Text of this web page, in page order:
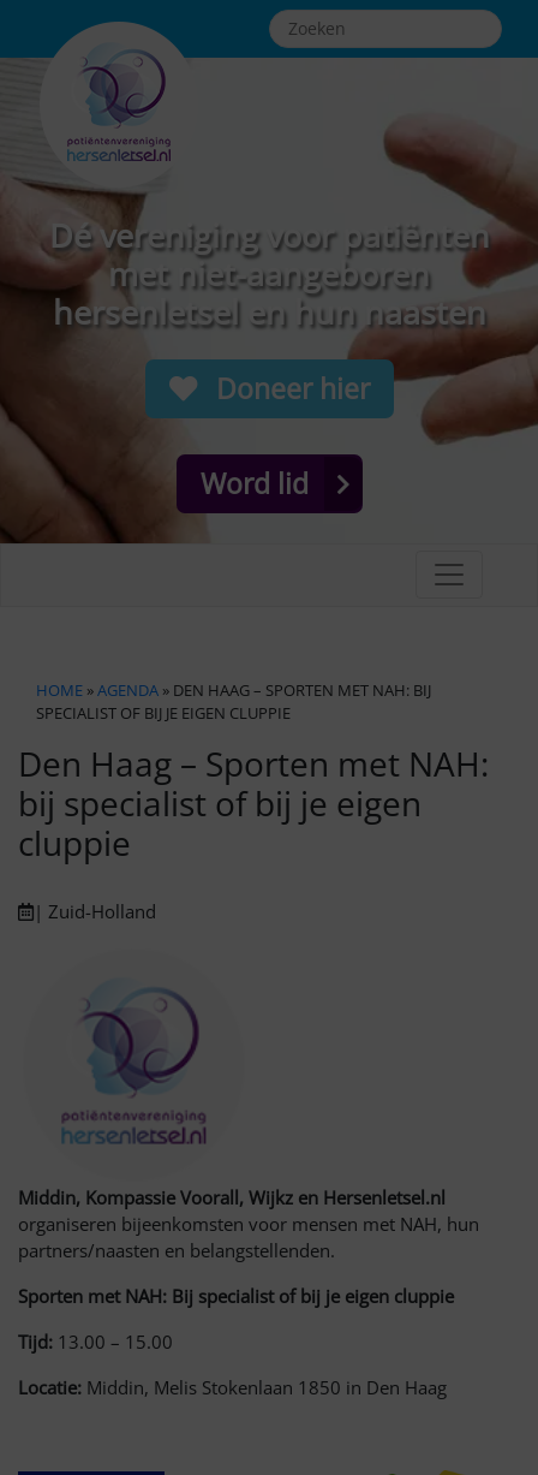
Dé vereniging voor patiënten
met niet-aangeboren
hersenletsel en hun naasten
Doneer hier
Word lid
HOME »AGENDA » DEN HAAG – SPORTEN MET NAH: BIJ
SPECIALIST OF BIJ JE EIGEN CLUPPIE
Den Haag – Sporten met NAH:
bij specialist of bij je eigen
cluppie
| Zuid-Holland
Middin, Kompassie Voorall, Wijkz en Hersenletsel.nl
organiseren bijeenkomsten voor mensen met NAH, hun
partners/naasten en belangstellenden.
Sporten met NAH: Bij specialist of bij je eigen cluppie
Tijd: 13.00 – 15.00
Locatie: Middin, Melis Stokenlaan 1850 in Den Haag